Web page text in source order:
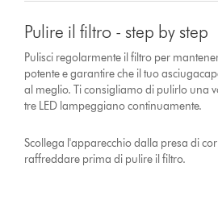
Pulire il filtro - step by step
Pulisci regolarmente il filtro per
potente e garantire che il tuo
al meglio. Ti consigliamo di pulirlo una
tre LED lampeggiano continuamente.
Scollega l'apparecchio dalla presa di
raffreddare prima di pulire il filtro.